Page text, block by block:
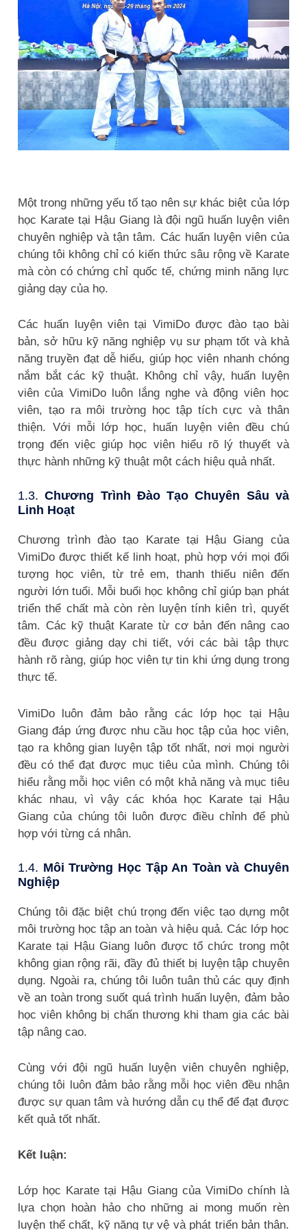
Một trong những yếu tố tạo nên sự khác biệt của lớp
học Karate tại Hậu Giang là đội ngũ huấn luyện viên
chuyên nghiệp và tận tâm. Các huấn luyện viên của
chúng tôi không chỉ có kiến thức sâu rộng về Karate
mà còn có chứng chỉ quốc tế, chứng minh năng lực
giảng dạy của họ.
Các huấn luyện viên tại VimiDo được đào tạo bài
bản, sở hữu kỹ năng nghiệp vụ sư phạm tốt và khả
năng truyền đạt dễ hiểu, giúp học viên nhanh chóng
nắm bắt các kỹ thuật. Không chỉ vậy, huấn luyện
viên của VimiDo luôn lắng nghe và động viên học
viên, tạo ra môi trường học tập tích cực và thân
thiện. Với mỗi lớp học, huấn luyện viên đều chú
trọng đến việc giúp học viên hiểu rõ lý thuyết và
thực hành những kỹ thuật một cách hiệu quả nhất.
1.3.Chương Trình Đào Tạo Chuyên Sâu và
Linh Hoạt
Chương trình đào tạo Karate tại Hậu Giang của
VimiDo được thiết kế linh hoạt, phù hợp với mọi đối
tượng học viên, từ trẻ em, thanh thiếu niên đến
người lớn tuổi. Mỗi buổi học không chỉ giúp bạn phát
triển thể chất mà còn rèn luyện tính kiên trì, quyết
tâm. Các kỹ thuật Karate từ cơ bản đến nâng cao
đều được giảng dạy chi tiết, với các bài tập thực
hành rõ ràng, giúp học viên tự tin khi ứng dụng trong
thực tế.
VimiDo luôn đảm bảo rằng các lớp học tại Hậu
Giang đáp ứng được nhu cầu học tập của học viên,
tạo ra không gian luyện tập tốt nhất, nơi mọi người
đều có thể đạt được mục tiêu của mình. Chúng tôi
hiểu rằng mỗi học viên có một khả năng và mục tiêu
khác nhau, vì vậy các khóa học Karate tại Hậu
Giang của chúng tôi luôn được điều chỉnh để phù
hợp với từng cá nhân.
1.4. Môi Trường Học Tập An Toàn và Chuyên
Nghiệp
Chúng tôi đặc biệt chú trọng đến việc tạo dựng một
môi trường học tập an toàn và hiệu quả. Các lớp học
Karate tại Hậu Giang luôn được tổ chức trong một
không gian rộng rãi, đầy đủ thiết bị luyện tập chuyên
dụng. Ngoài ra, chúng tôi luôn tuân thủ các quy định
về an toàn trong suốt quá trình huấn luyện, đảm bảo
học viên không bị chấn thương khi tham gia các bài
tập nâng cao.
Cùng với đội ngũ huấn luyện viên chuyên nghiệp,
chúng tôi luôn đảm bảo rằng mỗi học viên đều nhận
được sự quan tâm và hướng dẫn cụ thể để đạt được
kết quả tốt nhất.
Kết luận:
Lớp học Karate tại Hậu Giang của VimiDo chính là
lựa chọn hoàn hảo cho những ai mong muốn rèn
luyện thể chất, kỹ năng tự vệ và phát triển bản thân.